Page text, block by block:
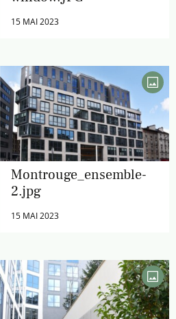
15 MAI 2023
Montrouge_ensemble-
2.jpg
15 MAI 2023